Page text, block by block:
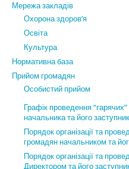
Мережа закладів
Охорона здоров’я
Освіта
Культура
Нормативна база
Прийом громадян
Особистий прийом
Графік проведення
начальника та його
Порядок організації та
громадян начальником та
Порядок організації та
Директором та його